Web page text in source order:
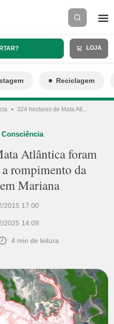
LOJA
Reciclagem
324 hectares de Mata Atl...
Atlântica foram
rompimento da
Mariana
2015 17:00
2025 14:09
4 min de leitura